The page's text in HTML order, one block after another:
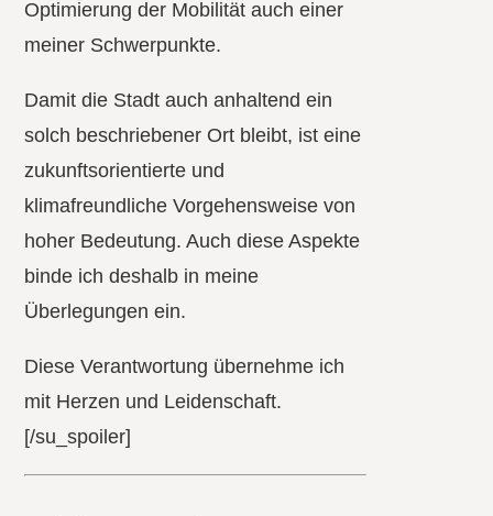
Optimierung der Mobilität auch einer
meiner Schwerpunkte.
Damit die Stadt auch anhaltend ein
solch beschriebener Ort bleibt, ist eine
zukunftsorientierte und
klimafreundliche Vorgehensweise von
hoher Bedeutung. Auch diese Aspekte
binde ich deshalb in meine
Überlegungen ein.
Diese Verantwortung übernehme ich
mit Herzen und Leidenschaft.
[/su_spoiler]